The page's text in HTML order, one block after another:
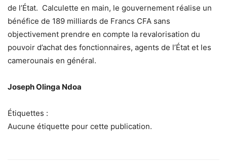
de l’État. Calculette en main, le gouvernement réalise un
bénéfice de 189 milliards de Francs CFA sans
objectivement prendre en compte la revalorisation du
pouvoir d’achat des fonctionnaires, agents de l’État et les
camerounais en général.
Joseph Olinga Ndoa
Étiquettes :
Aucune étiquette pour cette publication.